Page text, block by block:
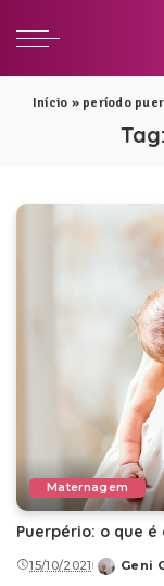
Início » período
Tag:
Maternagem
Puerpério: o que
15/10/2021
Posted
Geni